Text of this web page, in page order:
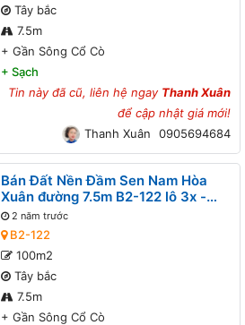
Tây bắc
7.5m
+ Gần Sông Cổ Cò
+ Sạch
Tin này đã cũ, liên hệ ngay Thanh Xuân
để cập nhật giá mới!
Thanh Xuân
0905694684
Bán Đất Nền Đầm Sen Nam Hòa
Xuân đường 7.5m B2-122 lô 3x -
Gần Sông Cổ Cò
2 năm trước
B2-122
100m2
Tây bắc
7.5m
+ Gần Sông Cổ Cò